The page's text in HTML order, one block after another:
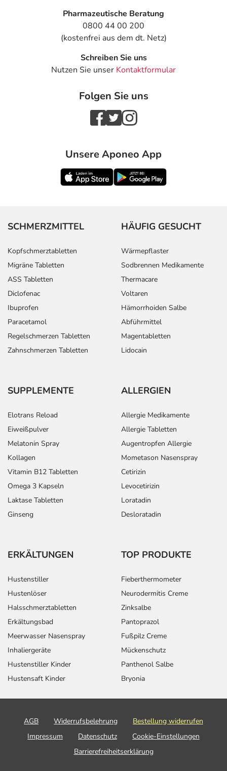
Pharmazeutische Beratung
0800 44 00 200
(kostenfrei aus dem dt. Netz)
Schreiben Sie uns
Nutzen Sie unser Kontaktformular
Folgen Sie uns
Unsere Aponeo App
SCHMERZMITTEL
Kopfschmerztabletten
Migräne Tabletten
ASS Tabletten
Diclofenac
Ibuprofen
Paracetamol
Regelschmerzen Tabletten
Zahnschmerzen Tabletten
HÄUFIG GESUCHT
Wärmepflaster
Sodbrennen Medikamente
Thermacare
Voltaren
Hämorrhoiden Salbe
Abführmittel
Magentabletten
Lidocain
SUPPLEMENTE
Elotrans Reload
Eiweißpulver
Melatonin Spray
Kollagen
Vitamin B12 Tabletten
Omega 3 Kapseln
Laktase Tabletten
Ginseng
ALLERGIEN
Allergie Medikamente
Allergie Tabletten
Augentropfen Allergie
Mometason Nasenspray
Cetirizin
Levocetirizin
Loratadin
Desloratadin
ERKÄLTUNGEN
Hustenstiller
Hustenlöser
Halsschmerztabletten
Erkältungsbad
Meerwasser Nasenspray
Inhaliergeräte
Hustenstiller Kinder
Hustensaft Kinder
TOP PRODUKTE
Fieberthermometer
Neurodermitis Creme
Zinksalbe
Pantoprazol
Fußpilz Creme
Mückenschutz
Panthenol Salbe
Bryonia
AGB Widerrufsbelehrung
Bestellung widerrufen
Impressum
Datenschutz
Cookie-Einstellungen
Barrierefreiheitserklärung